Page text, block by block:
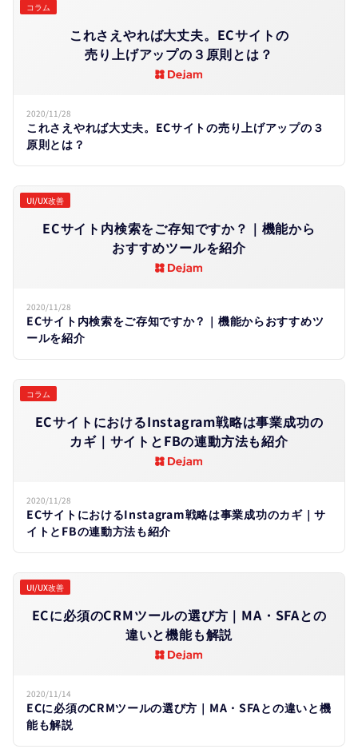
これさえやれば​大丈夫。​ECサイトの​
売り上げアップの​３原則とは？
コラム
2020/11/28
これさえやれば大丈夫。ECサイトの売り上げアップの３
原則とは？
ECサイト内検索を​ご存知ですか？​｜機能から​
おすすめツールを​紹介
UI/UX改善
2020/11/28
ECサイト内検索をご存知ですか？｜機能からおすすめツ
ールを紹介
ECサイトに​おける​Instagram戦略は​事業成功の​
カギ｜サイトと​FBの​連動方​法も​紹介
コラム
2020/11/28
ECサイトにおけるInstagram戦略は事業成功のカギ｜サ
イトとFBの連動方法も紹介
ECに​必須の​CRMツールの​選び方​｜MA・SFAとの​
違いと​機能も​解説
UI/UX改善
2020/11/14
ECに必須のCRMツールの選び方｜MA・SFAとの違いと機
能も解説